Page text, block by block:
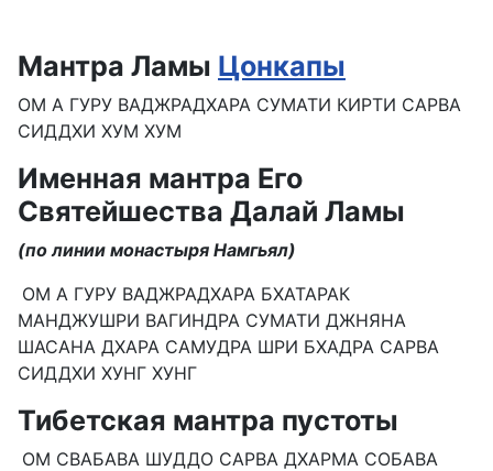
Мантра Ламы Цонкапы
ОМ А ГУРУ ВАДЖРАДХАРА СУМАТИ КИРТИ САРВА
СИДДХИ ХУМ ХУМ
Именная мантра Его
Святейшества Далай Ламы
(по линии монастыря Намгьял)
ОМ А ГУРУ ВАДЖРАДХАРА БХАТАРАК
МАНДЖУШРИ ВАГИНДРА СУМАТИ ДЖНЯНА
ШАСАНА ДХАРА САМУДРА ШРИ БХАДРА САРВА
СИДДХИ ХУНГ ХУНГ
Тибетская мантра пустоты
ОМ СВАБАВА ШУДДО САРВА ДХАРМА СОБАВА